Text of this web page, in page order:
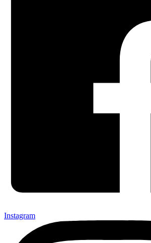
Instagram